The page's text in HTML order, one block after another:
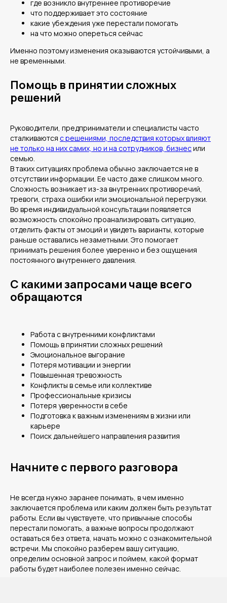
где возникло внутреннее противоречие
что поддерживает это состояние
какие убеждения уже перестали помогать
на что можно опереться сейчас
Именно поэтому изменения оказываются устойчивыми, а
не временными.
Помощь в принятии сложных
решений
Руководители, предприниматели и специалисты часто
сталкиваются с решениями, последствия которых влияют
не только на них самих, но и на сотрудников, бизнесили
семью.
В таких ситуациях проблема обычно заключается не в
отсутствии информации. Ее часто даже слишком много.
Сложность возникает из-за внутренних противоречий,
тревоги, страха ошибки или эмоциональной перегрузки.
Во время индивидуальной консультации появляется
возможность спокойно проанализировать ситуацию,
отделить факты от эмоций и увидеть варианты, которые
раньше оставались незаметными. Это помогает
принимать решения более уверенно и без ощущения
постоянного внутреннего давления.
С какими запросами чаще всего
обращаются
Работа с внутренними конфликтами
Помощь в принятии сложных решений
Эмоциональное выгорание
Потеря мотивации и энергии
Повышенная тревожность
Конфликты в семье или коллективе
Профессиональные кризисы
Потеря уверенности в себе
Подготовка к важным изменениям в жизни или
карьере
Поиск дальнейшего направления развития
Начните с первого разговора
Не всегда нужно заранее понимать, в чем именно
заключается проблема или каким должен быть результат
работы. Если вы чувствуете, что привычные способы
перестали помогать, а важные вопросы продолжают
оставаться без ответа, начать можно с ознакомительной
встречи. Мы спокойно разберем вашу ситуацию,
определим основной запрос и поймем, какой формат
работы будет наиболее полезен именно сейчас.
Контакты
Тел. + 7 915 166 70 00
Заказать звонок
Написать в Telegram
Написать на E-mail:
voronin.businesscoach@gmail.com
правообладателем.
Договор оферты
Политика обработки
персональных данных
ИП Воронин Александр
Александрович
ОГРНИП: 319774600711161
Блог